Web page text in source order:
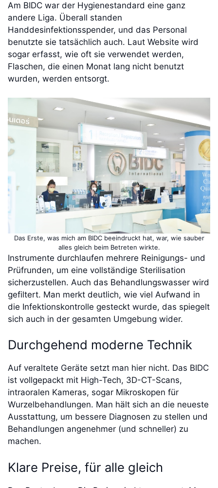
Am BIDC war der Hygienestandard eine ganz
andere Liga. Überall standen
Handdesinfektionsspender, und das Personal
benutzte sie tatsächlich auch. Laut Website wird
sogar erfasst, wie oft sie verwendet werden,
Flaschen, die einen Monat lang nicht benutzt
wurden, werden entsorgt.
Das Erste, was mich am BIDC beeindruckt hat, war, wie sauber
alles gleich beim Betreten wirkte.
Instrumente durchlaufen mehrere Reinigungs- und
Prüfrunden, um eine vollständige Sterilisation
sicherzustellen. Auch das Behandlungswasser wird
gefiltert. Man merkt deutlich, wie viel Aufwand in
die Infektionskontrolle gesteckt wurde, das spiegelt
sich auch in der gesamten Umgebung wider.
Durchgehend moderne Technik
Auf veraltete Geräte setzt man hier nicht. Das BIDC
ist vollgepackt mit High-Tech, 3D-CT-Scans,
intraoralen Kameras, sogar Mikroskopen für
Wurzelbehandlungen. Man hält sich an die neueste
Ausstattung, um bessere Diagnosen zu stellen und
Behandlungen angenehmer (und schneller) zu
machen.
Klare Preise, für alle gleich